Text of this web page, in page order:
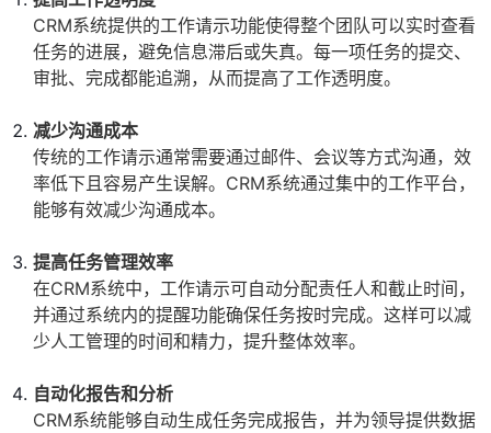
CRM系统提供的工作请示功能使得整个团队可以实时查看
任务的进展，避免信息滞后或失真。每一项任务的提交、
审批、完成都能追溯，从而提高了工作透明度。
减少沟通成本
传统的工作请示通常需要通过邮件、会议等方式沟通，效
率低下且容易产生误解。CRM系统通过集中的工作平台，
能够有效减少沟通成本。
提高任务管理效率
在CRM系统中，工作请示可自动分配责任人和截止时间，
并通过系统内的提醒功能确保任务按时完成。这样可以减
少人工管理的时间和精力，提升整体效率。
自动化报告和分析
CRM系统能够自动生成任务完成报告，并为领导提供数据